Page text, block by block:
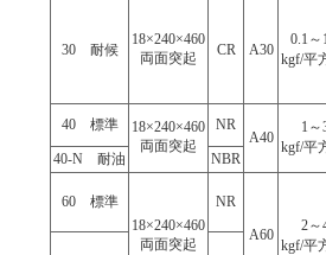
30 耐候
18×240×460
両面突起
CR A30
0.1～
kgf/平
40 標準
18×240×460
両面突起
NR
A40
1～
kgf/平
40-N 耐油 NBR
60 標準
18×240×460
両面突起
NR
A60
2～
kgf/平